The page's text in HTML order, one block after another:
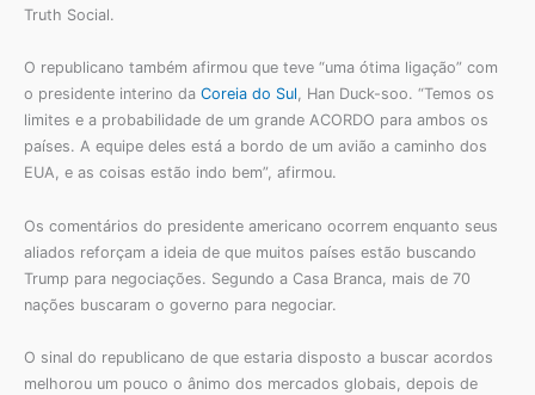
Truth Social.
O republicano também afirmou que teve “uma ótima ligação” com
o presidente interino da Coreia do Sul, Han Duck-soo. “Temos os
limites e a probabilidade de um grande ACORDO para ambos os
países. A equipe deles está a bordo de um avião a caminho dos
EUA, e as coisas estão indo bem”, afirmou.
Os comentários do presidente americano ocorrem enquanto seus
aliados reforçam a ideia de que muitos países estão buscando
Trump para negociações. Segundo a Casa Branca, mais de 70
nações buscaram o governo para negociar.
O sinal do republicano de que estaria disposto a buscar acordos
melhorou um pouco o ânimo dos mercados globais, depois de